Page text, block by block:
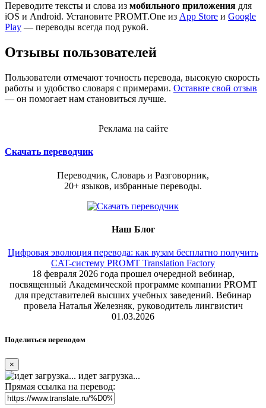
Переводите тексты и слова из мобильного приложения для
iOS и Android. Установите PROMT.One из App Store и Google
Play — переводы всегда под рукой.
Отзывы пользователей
Пользователи отмечают точность перевода, высокую скорость
работы и удобство словаря с примерами. Оставьте свой отзыв
— он помогает нам становиться лучше.
Реклама на сайте
Скачать переводчик
Переводчик, Словарь и Разговорник,
20+ языков, избранные переводы.
Наш Блог
Цифровая эволюция перевода: как вузам бесплатно получить
CAT-систему PROMT Translation Factory
18 февраля 2026 года прошел очередной вебинар,
посвященный Академической программе компании PROMT
для представителей высших учебных заведений. Вебинар
провела Наталья Железняк, руководитель лингвистич
01.03.2026
Поделиться переводом
×
идет загрузка...
Прямая ссылка на перевод: